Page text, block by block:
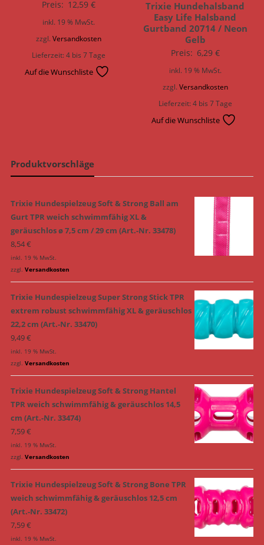
Preis: 12,59€
inkl. 19 % MwSt.
zzgl.Versandkosten
Lieferzeit:4 bis 7 Tage
Auf die Wunschliste
Trixie Hundehalsband
Easy Life Halsband
Gurtband 20714 / Neon
Gelb
Preis: 6,29 €
inkl. 19 % MwSt.
zzgl. Versandkosten
Lieferzeit:4 bis 7 Tage
Auf die Wunschliste
Produktvorschläge
Trixie Hundespielzeug Soft & Strong Ball am
Gurt TPR weich schwimmfähig XL &
geräuschlos ø 7,5 cm / 29 cm (Art.-Nr. 33478)
8,54€
inkl. 19 % MwSt.
zzgl. Versandkosten
Trixie Hundespielzeug Super Strong Stick TPR
extrem robust schwimmfähig XL & geräuschlos
22,2 cm (Art.-Nr. 33470)
9,49€
inkl. 19 % MwSt.
zzgl. Versandkosten
Trixie Hundespielzeug Soft & Strong Hantel
TPR weich schwimmfähig & geräuschlos 14,5
cm (Art.-Nr. 33474)
7,59€
inkl. 19 % MwSt.
zzgl. Versandkosten
Trixie Hundespielzeug Soft & Strong Bone TPR
weich schwimmfähig & geräuschlos 12,5 cm
(Art.-Nr. 33472)
7,59€
inkl. 19 % MwSt.